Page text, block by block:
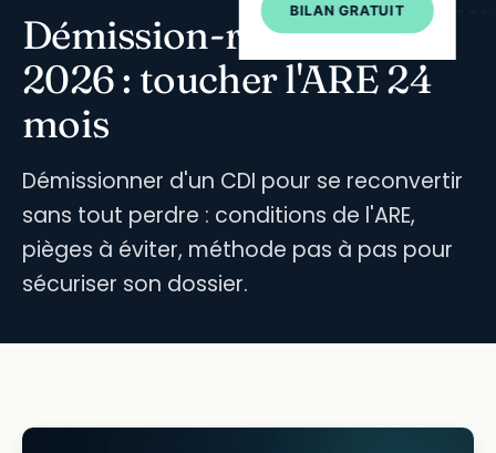
BILAN GRATUIT
Démission-reconversion
2026 : toucher l'ARE 24
mois
Démissionner d'un CDI pour se reconvertir
sans tout perdre : conditions de l'ARE,
pièges à éviter, méthode pas à pas pour
sécuriser son dossier.